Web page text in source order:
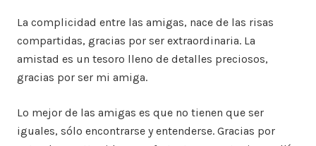
La complicidad entre las amigas, nace de las risas
compartidas, gracias por ser extraordinaria. La
amistad es un tesoro lleno de detalles preciosos,
gracias por ser mi amiga.
Lo mejor de las amigas es que no tienen que ser
iguales, sólo encontrarse y entenderse. Gracias por